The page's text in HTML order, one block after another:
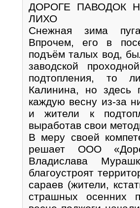
ДОРОГЕ ПАВОДОК
ЛИХО
Снежная зима
Впрочем, его в
подъём талых вод,
заводской
подтопления, то
Калинина, но здесь
каждую весну из-за
и жители к
выработав свои
В меру своей
решает ООО
Владислава
благоустроят
сараев (жители,
страшных осенних